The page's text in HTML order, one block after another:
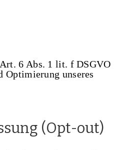
6 Abs. 1 lit. f DSGVO
Optimierung unseres
(Opt-out)